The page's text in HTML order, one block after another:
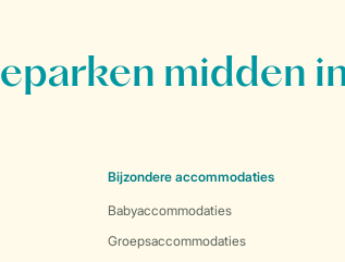
midden
Bijzondere accommodaties
Babyaccommodaties
Groepsaccommodaties